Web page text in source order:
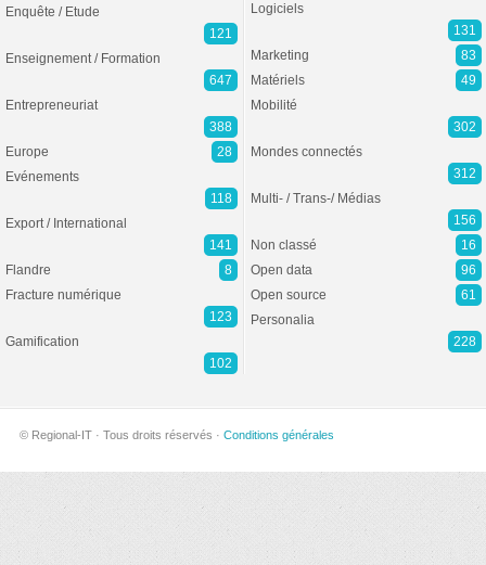
Enquête / Etude
121
Enseignement / Formation
647
Entrepreneuriat
388
Europe
28
Evénements
118
Export / International
141
Flandre
8
Fracture numérique
123
Gamification
102
Logiciels
131
Marketing
83
Matériels
49
Mobilité
302
Mondes connectés
312
Multi- / Trans-/ Médias
156
Non classé
16
Open data
96
Open source
61
Personalia
228
© Regional-IT · Tous droits réservés · Conditions générales